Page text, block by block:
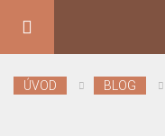
ÚVOD BLOG